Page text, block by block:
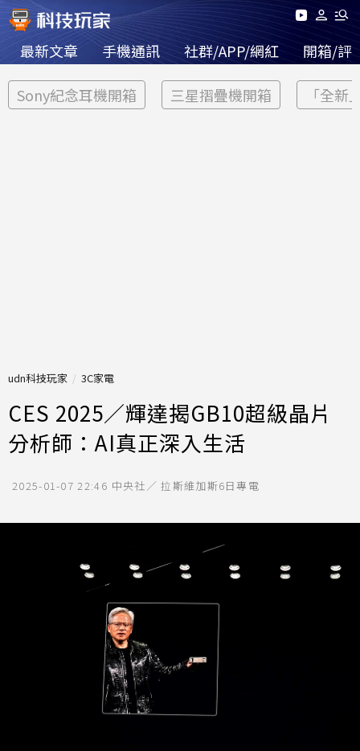
最新文章 手機通訊 社群/APP/網紅 開箱/評
Sony紀念耳機開箱 三星摺疊機開箱 「全新
udn科技玩家 3C家電
CES 2025／輝達揭GB10超級晶片
分析師：AI真正深入生活
2025-01-07 22:46 中央社／ 拉斯維加斯6日專電